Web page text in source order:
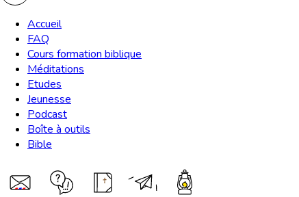
Accueil
FAQ
Cours formation biblique
Méditations
Etudes
Jeunesse
Podcast
Boîte à outils
Bible